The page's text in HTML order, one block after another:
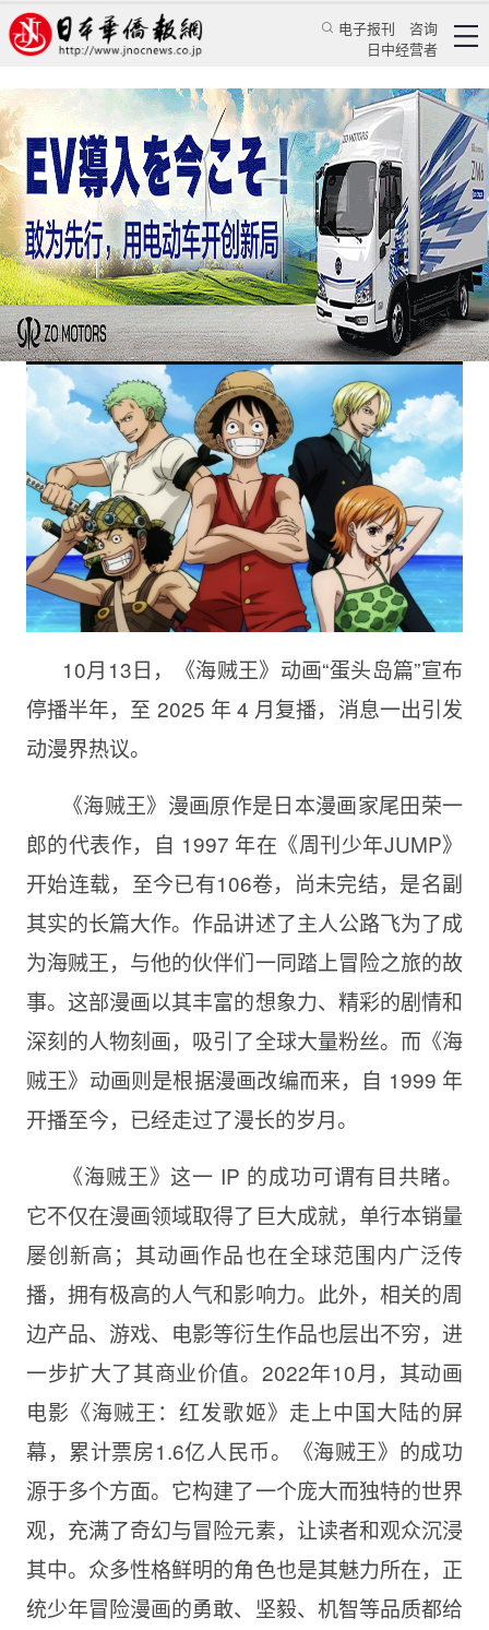
电子报刊
咨询
日中经营者
《海贼王》动画停播：是休整亦是机遇
许多 专栏 次元左右★许多
日本华侨报 2024/10/22 13:48:50
10月13日，《海贼王》动画“蛋头岛篇”宣布
停播半年，至 2025 年 4 月复播，消息一出引发
动漫界热议。
《海贼王》漫画原作是日本漫画家尾田荣一
郎的代表作，自 1997 年在《周刊少年JUMP》
开始连载，至今已有106卷，尚未完结，是名副
其实的长篇大作。作品讲述了主人公路飞为了成
为海贼王，与他的伙伴们一同踏上冒险之旅的故
事。这部漫画以其丰富的想象力、精彩的剧情和
深刻的人物刻画，吸引了全球大量粉丝。而《海
贼王》动画则是根据漫画改编而来，自 1999 年
开播至今，已经走过了漫长的岁月。
《海贼王》这一 IP 的成功可谓有目共睹。
它不仅在漫画领域取得了巨大成就，单行本销量
屡创新高；其动画作品也在全球范围内广泛传
播，拥有极高的人气和影响力。此外，相关的周
边产品、游戏、电影等衍生作品也层出不穷，进
一步扩大了其商业价值。2022年10月，其动画
电影《海贼王：红发歌姬》走上中国大陆的屏
幕，累计票房1.6亿人民币。《海贼王》的成功
源于多个方面。它构建了一个庞大而独特的世界
观，充满了奇幻与冒险元素，让读者和观众沉浸
其中。众多性格鲜明的角色也是其魅力所在，正
统少年冒险漫画的勇敢、坚毅、机智等品质都给